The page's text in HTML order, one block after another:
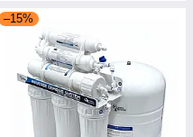
–15%